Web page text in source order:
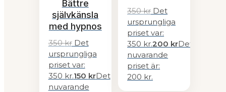
Bättre
självkänsla
med hypnos
350kr Det
ursprungliga
priset var:
350 kr.150 krDet
nuvarande
350kr Det
ursprungliga
priset var:
350 kr.200 krDet
nuvarande
priset är:
200 kr.